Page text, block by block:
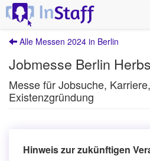
Alle Messen 2024 in Berlin
Jobmesse Berlin
Messe für Jobsuche,
Existenzgründung
Hinweis zur zukünftigen